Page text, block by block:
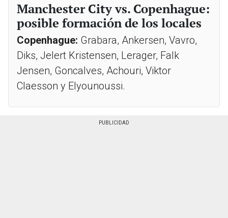
Manchester City vs. Copenhague:
posible formación de los locales
Copenhague: Grabara, Ankersen, Vavro,
Diks, Jelert Kristensen, Lerager, Falk
Jensen, Goncalves, Achouri, Viktor
Claesson y Elyounoussi.